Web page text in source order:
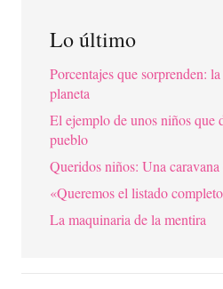
Lo último
Porcentajes que sorprenden:
planeta
El ejemplo de unos niños que
pueblo
Queridos niños: Una caravana
«Queremos el listado
La maquinaria de la mentira